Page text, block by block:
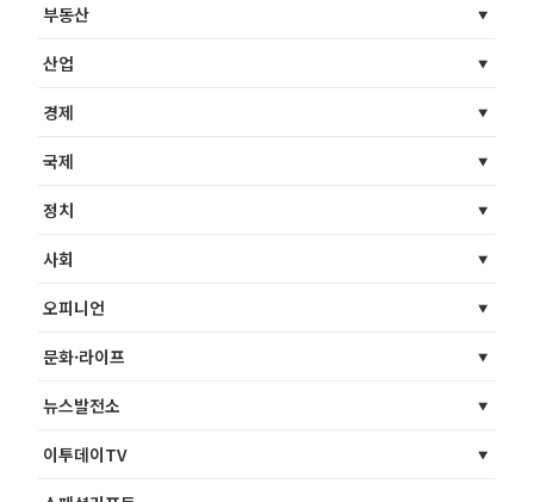
부동산
산업
경제
국제
정치
사회
오피니언
문화·라이프
뉴스발전소
이투데이TV